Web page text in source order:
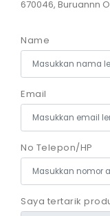
670046, Buruannn
Name
Email
No Telepon/HP
Saya tertarik